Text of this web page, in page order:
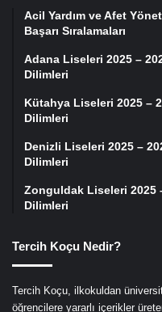
Acil Yardım ve Afet
Başarı Sıralamaları
Adana Liseleri 2025 –
Dilimleri
Kütahya Liseleri 2025 –
Dilimleri
Denizli Liseleri 2025 –
Dilimleri
Zonguldak Liseleri 2025
Dilimleri
Tercih Koçu Nedir?
Tercih Koçu, ilkokuldan
öğrencilere yararlı içerikler